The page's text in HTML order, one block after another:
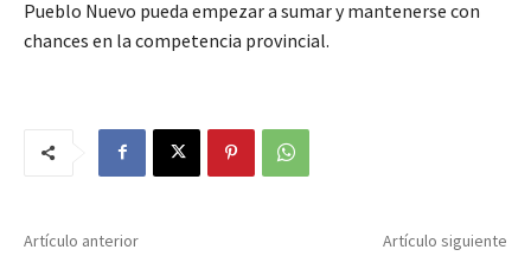
Pueblo Nuevo pueda empezar a sumar y mantenerse con
chances en la competencia provincial.
Artículo anterior Artículo siguiente